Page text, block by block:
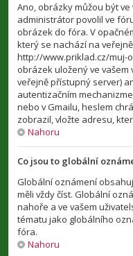
Ano, obrázky můžou být
administrátor povolil ve
obrázek do fóra. V
který se nachází na
http://www.priklad.cz/muj-
obrázek uložený ve
veřejně přístupný server)
autentizačním
nebo v Gmailu, heslem
zobrazil, vložte adresu,
Nahoru
Co jsou to globální
Globální oznámení
měli vždy číst. Globální
nahoře a ve vašem
tématu jako globálního
fóra.
Nahoru